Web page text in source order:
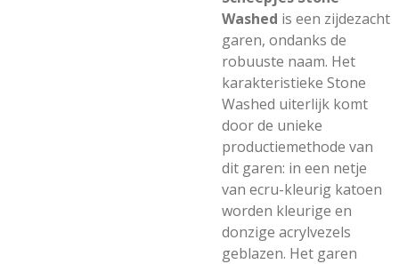
Washed is een zijdezacht
garen, ondanks de
robuuste naam. Het
karakteristieke Stone
Washed uiterlijk komt
door de unieke
productiemethode van
dit garen: in een netje
van ecru-kleurig katoen
worden kleurige en
donzige acrylvezels
geblazen. Het garen